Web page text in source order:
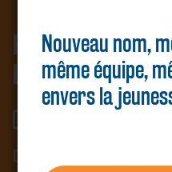
FINALE RÉGIONALE
LAURENTIDES
Inscription
DATE LIMITE POUR
Nouveau nom,
même équipe,
envers la